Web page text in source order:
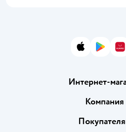
App Store
Интернет-
Доставка и
Правила
Компания
Вакансии